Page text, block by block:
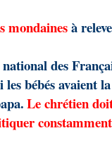
mondainesà
des
les bébés avaient
Le chrétien